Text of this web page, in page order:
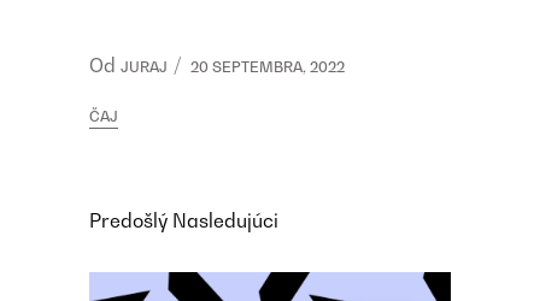
Od JURAJ 20 SEPTEMBRA, 2022
ČAJ
Predošlý Nasledujúci